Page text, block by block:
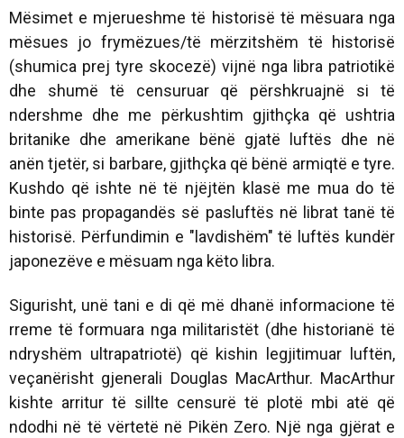
Mësimet e mjerueshme të historisë të mësuara nga
mësues jo frymëzues/të mërzitshëm të historisë
(shumica prej tyre skocezë) vijnë nga libra patriotikë
dhe shumë të censuruar që përshkruajnë si të
ndershme dhe me përkushtim gjithçka që ushtria
britanike dhe amerikane bënë gjatë luftës dhe në
anën tjetër, si barbare, gjithçka që bënë armiqtë e tyre.
Kushdo që ishte në të njëjtën klasë me mua do të
binte pas propagandës së pasluftës në librat tanë të
historisë. Përfundimin e "lavdishëm" të luftës kundër
japonezëve e mësuam nga këto libra.
Sigurisht, unë tani e di që më dhanë informacione të
rreme të formuara nga militaristët (dhe historianë të
ndryshëm ultrapatriotë) që kishin legjitimuar luftën,
veçanërisht gjenerali Douglas MacArthur. MacArthur
kishte arritur të sillte censurë të plotë mbi atë që
ndodhi në të vërtetë në Pikën Zero. Një nga gjërat e